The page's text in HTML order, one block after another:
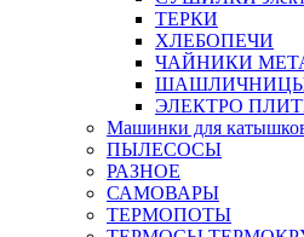
ТЕРКИ
ХЛЕБОПЕЧИ
ЧАЙНИКИ
ЭЛЕКТРО
Машинки для
ПЫЛЕСОСЫ
РАЗНОЕ
САМОВАРЫ
ТЕРМОПОТЫ